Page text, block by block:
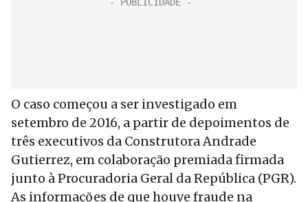
O caso começou a ser investigado em
setembro de 2016, a partir de depoimentos de
três executivos da Construtora Andrade
Gutierrez, em colaboração premiada firmada
junto à Procuradoria Geral da República (PGR).
As informações de que houve fraude na